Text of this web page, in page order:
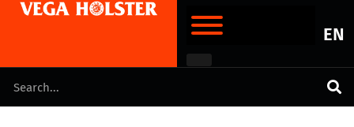
EN